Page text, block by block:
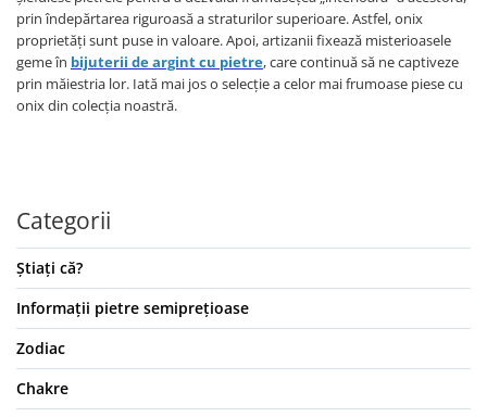
prin îndepărtarea riguroasă a straturilor superioare. Astfel, onix
proprietăți sunt puse in valoare. Apoi, artizanii fixează misterioasele
geme în bijuterii de argint cu pietre, care continuă să ne captiveze
prin măiestria lor. Iată mai jos o selecție a celor mai frumoase piese cu
onix din colecția noastră.
Categorii
Știați că?
Informații pietre semiprețioase
Zodiac
Chakre